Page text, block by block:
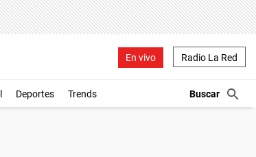
En vivo Radio La Red
Deportes Trends